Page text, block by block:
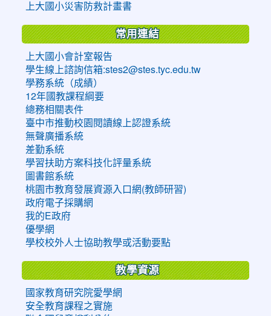
上大國小災害防救計畫書
常用連結
上大國小會計室報告
學生線上諮詢信箱:stes2@stes.tyc.edu.tw
學務系統（成績）
12年國教課程綱要
總務相關表件
臺中市推動校園閱讀線上認證系統
無聲廣播系統
差勤系統
學習扶助方案科技化評量系統
圖書館系統
桃園市教育發展資源入口網(教師研習)
政府電子採購網
我的E政府
優學網
學校校外人士協助教學或活動要點
教學資源
國家教育研究院愛學網
安全教育課程之實施